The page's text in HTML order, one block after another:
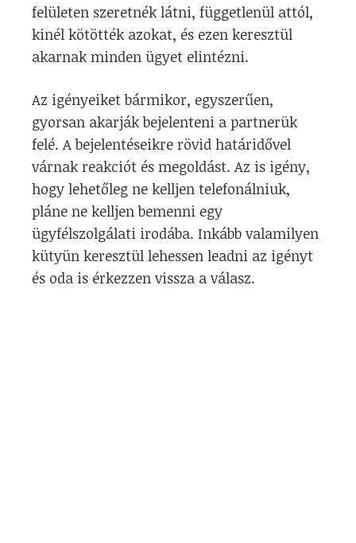
felületen szeretnék látni, függetlenül attól,
kinél kötötték azokat, és ezen keresztül
akarnak minden ügyet elintézni.
Az igényeiket bármikor, egyszerűen,
gyorsan akarják bejelenteni a partnerük
felé. A bejelentéseikre rövid határidővel
várnak reakciót és megoldást. Az is igény,
hogy lehetőleg ne kelljen telefonálniuk,
pláne ne kelljen bemenni egy
ügyfélszolgálati irodába. Inkább valamilyen
kütyün keresztül lehessen leadni az igényt
és oda is érkezzen vissza a válasz.